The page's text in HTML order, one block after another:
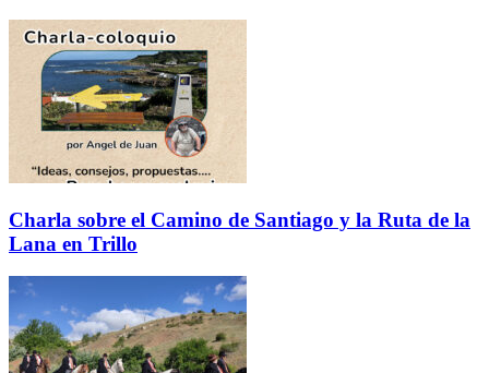
Charla sobre el Camino de Santiago y la Ruta de la
Lana en Trillo